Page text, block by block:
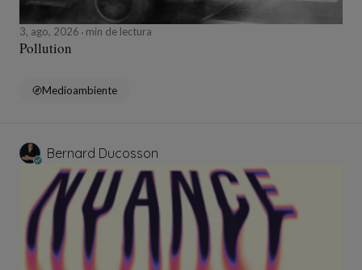
3, ago, 2026 min de lectura
Pollution
Medioambiente
Bernard Ducosson